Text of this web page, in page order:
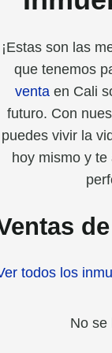
¡Estas son las
que tenemos
venta en Cali
futuro. Con
puedes vivir la
hoy mismo y
todos los
No se